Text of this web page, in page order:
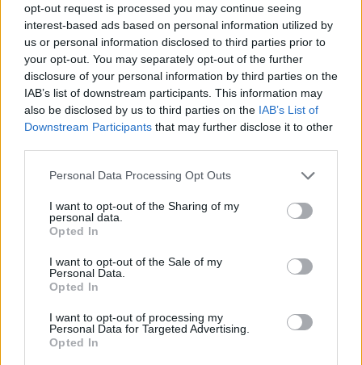
opt-out request is processed you may continue seeing
interest-based ads based on personal information utilized by
us or personal information disclosed to third parties prior to
your opt-out. You may separately opt-out of the further
disclosure of your personal information by third parties on the
IAB’s list of downstream participants. This information may
also be disclosed by us to third parties on the IAB’s List of
Downstream Participants that may further disclose it to other
Please note that this website/app uses one or more Google
not limited to your visit or usage behaviour. You may click to
grant or deny consent to Google and its third-party tags to
use your data for below specified purposes in below Google
consent section.
Personal Data Processing Opt Outs
I want to opt-out of the Sharing of my
personal data.
Opted In
I want to opt-out of the Sale of my
Personal Data.
Opted In
I want to opt-out of processing my
Personal Data for Targeted Advertising.
Opted In
Continua a leggere
NERD NEWS
Pieve Comics 2026: tutto ciò che devi sapere
Andrea Conforti · 6 Ago 2026